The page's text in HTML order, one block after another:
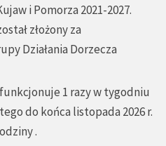
i Pomorza 2021-2027.
złożony za
Działania Dorzecza
1 razy w tygodniu
do końca listopada 2026 r.
.